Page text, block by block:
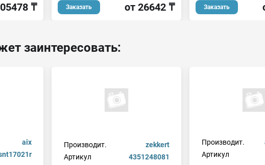
₸ Заказать от 26642 ₸ Заказать
заинтересовать:
aix
Производит.
zekkert
Артикул
4351248081
Производит.
Артикул